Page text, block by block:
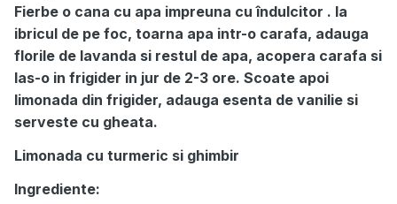
Fierbe o cana cu apa impreuna cu îndulcitor . Ia
ibricul de pe foc, toarna apa intr-o carafa, adauga
florile de lavanda si restul de apa, acopera carafa si
las-o in frigider in jur de 2-3 ore. Scoate apoi
limonada din frigider, adauga esenta de vanilie si
serveste cu gheata.
Limonada cu turmeric si ghimbir
Ingrediente: